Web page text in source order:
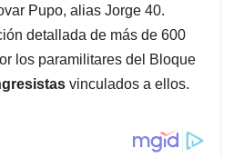
Pupo, alias Jorge 40.
detallada de más de 600
los paramilitares del Bloque
vinculados a ellos.